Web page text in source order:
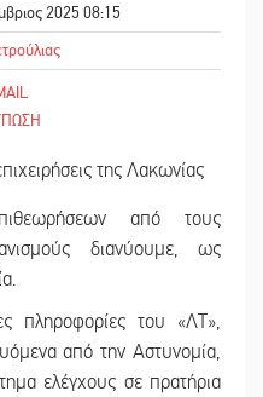
2025 08:15
από τους
διανύουμε, ως
πληροφορίες του «ΛΤ»,
από την Αστυνομία,
ελέγχους σε πρατήρια